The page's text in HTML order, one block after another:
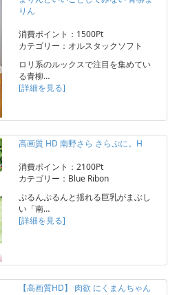
りん
消費ポイント：1500Pt
カテゴリー：オルスタックソフト
ロリ系のルックスで注目を集めてい
る青柳…
[詳細を見る]
高画質 HD 南野さら さらぷに。H
消費ポイント：2100Pt
カテゴリー：Blue Ribon
ぷるんぷるんと揺れる巨乳がまぶし
い「南…
[詳細を見る]
【高画質HD】 肉欲 にくまんちゃん